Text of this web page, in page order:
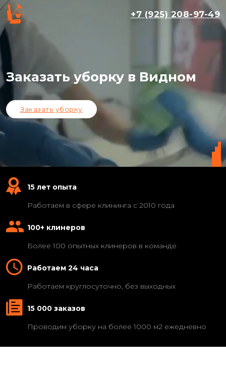
+7 (925) 208-97-49
Заказать уборку в Видном
Заказать уборку
15 лет опыта
Работаем в сфере клининга с 2010 года
100+ клинеров
Более 100 опытных клинеров в команде
Работаем 24 часа
Работаем круглосуточно, без выходных
15 000 заказов
Проводим уборку на более 1000 м2 ежедневно